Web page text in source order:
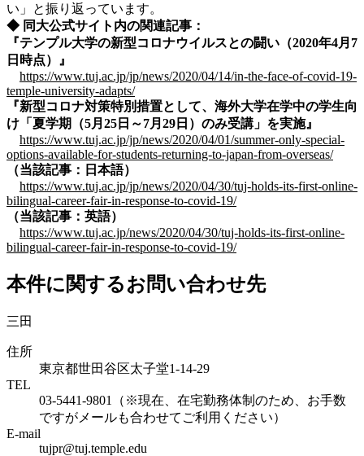
い」と振り返っています。
◆ 同大公式サイト内の関連記事：
『テンプル大学の新型コロナウイルスとの闘い（2020年4月7
日時点）』
https://www.tuj.ac.jp/jp/news/2020/04/14/in-the-face-of-covid-19-
temple-university-adapts/
『新型コロナ対策特別措置として、海外大学在学中の学生向
け「夏学期（5月25日～7月29日）のみ受講」を実施』
https://www.tuj.ac.jp/jp/news/2020/04/01/summer-only-special-
options-available-for-students-returning-to-japan-from-overseas/
（当該記事：日本語）
https://www.tuj.ac.jp/jp/news/2020/04/30/tuj-holds-its-first-online-
bilingual-career-fair-in-response-to-covid-19/
（当該記事：英語）
https://www.tuj.ac.jp/news/2020/04/30/tuj-holds-its-first-online-
bilingual-career-fair-in-response-to-covid-19/
本件に関するお問い合わせ先
三田
住所
東京都世田谷区太子堂1-14-29
TEL
03-5441-9801（※現在、在宅勤務体制のため、お手数
ですがメールも合わせてご利用ください）
E-mail
tujpr@tuj.temple.edu